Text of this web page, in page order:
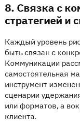
8. Связка с
стратегией и
Каждый уровень
быть связан с
Коммуникации
самостоятельная
инструмент
сценарии
или форматов, а
клиента.